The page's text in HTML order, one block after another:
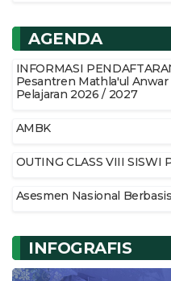
AGENDA
INFORMASI
Pesantren Mathla'ul
Pelajaran 2026 / 2027
AMBK
OUTING CLASS VIII SISWI
Asesmen Nasional
INFOGRAFIS